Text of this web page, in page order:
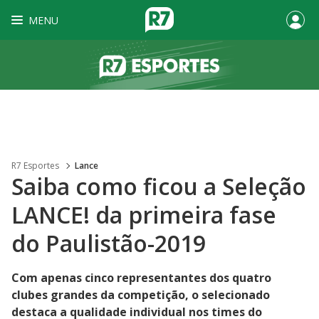
MENU
R7 Esportes Lance
Saiba como ficou a Seleção
LANCE! da primeira fase
do Paulistão-2019
Com apenas cinco representantes dos quatro
clubes grandes da competição, o selecionado
destaca a qualidade individual nos times do